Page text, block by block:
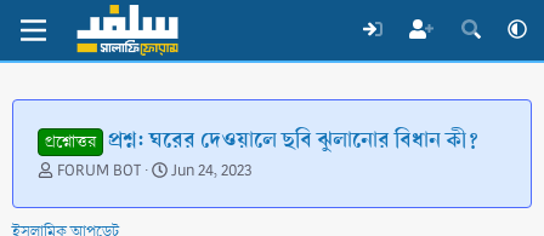
প্রশ্নোত্তর প্রশ্ন: ঘরের দেওয়ালে ছবি ঝুলানোর বিধান কী?
T
r
FORUM BOT
S
a
Jun 24, 2023